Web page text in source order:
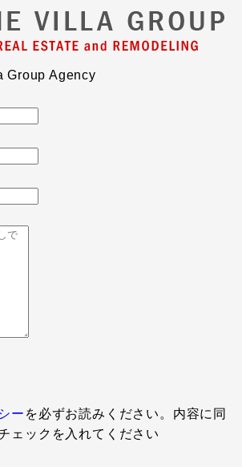
Group Agency
ー を必ずお読みください。内容に同
ェックを入れてください